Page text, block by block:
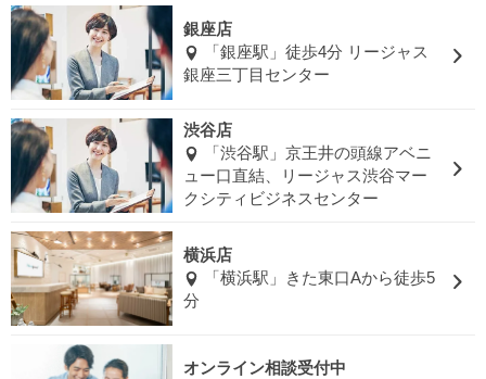
銀座店
「銀座駅」徒歩4分 リージャス
銀座三丁目センター
渋谷店
「渋谷駅」京王井の頭線アベニ
ュー口直結、リージャス渋谷マー
クシティビジネスセンター
横浜店
「横浜駅」きた東口Aから徒歩5
分
オンライン相談受付中